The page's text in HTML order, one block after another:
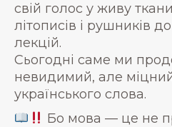
свій голос у живу
літописів і рушників до
лекцій.
Сьогодні саме ми
невидимий, але
українського слова.
Бо мова — це не